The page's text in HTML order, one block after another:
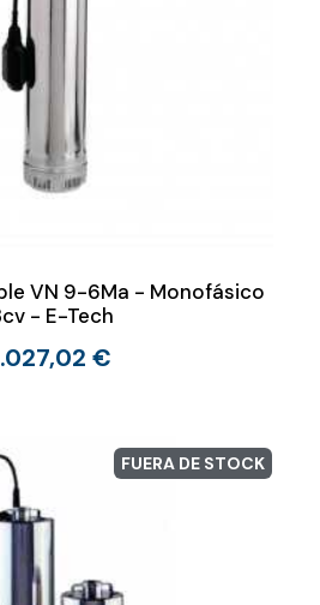
VN 9-6Ma - Monofásico
- E-Tech
€
FUERA DE STOCK